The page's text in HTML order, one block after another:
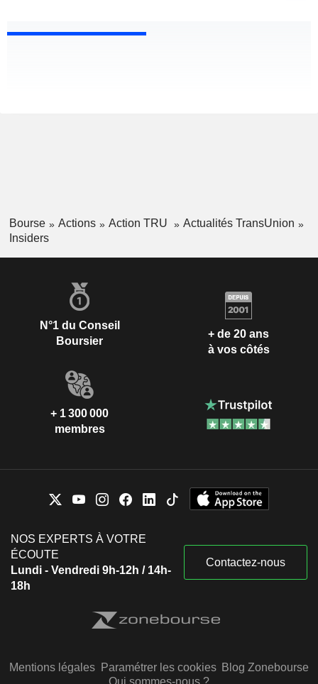
Bourse Actions Action TRU
Actualités TransUnion
Insiders
N°1 du Conseil
Boursier
+ de 20 ans
à vos côtés
+ 1 300 000
membres
NOS EXPERTS À VOTRE
ÉCOUTE
Lundi - Vendredi 9h-12h / 14h-
18h
Contactez-nous
Mentions légales Paramétrer les cookies Blog Zonebourse
Qui sommes-nous ?